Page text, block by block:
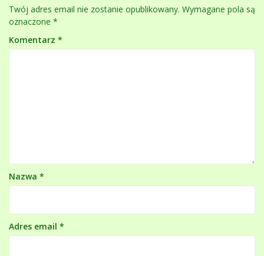
Twój adres email nie zostanie opublikowany. Wymagane pola są
oznaczone *
Komentarz *
Nazwa *
Adres email *